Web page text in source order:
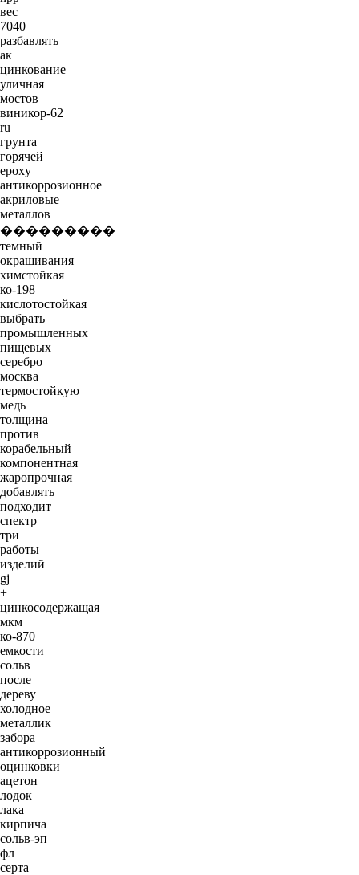
вес
7040
разбавлять
ак
цинкование
уличная
мостов
виникор-62
ru
грунта
горячей
epoxy
антикоррозионное
акриловые
металлов
���������
темный
окрашивания
химстойкая
ко-198
кислотостойкая
выбрать
промышленных
пищевых
серебро
москва
термостойкую
медь
толщина
против
корабельный
компонентная
жаропрочная
добавлять
подходит
спектр
три
работы
изделий
gj
+
цинкосодержащая
мкм
ко-870
емкости
сольв
после
дереву
холодное
металлик
забора
антикоррозионный
оцинковки
ацетон
лодок
лака
кирпича
сольв-эп
фл
серта